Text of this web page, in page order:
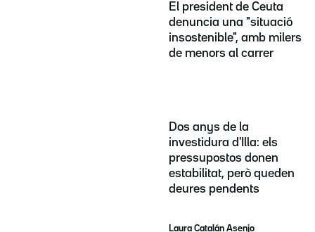
El president de Ceuta
denuncia una "situació
insostenible", amb milers
de menors al carrer
Dos anys de la
investidura d'Illa: els
pressupostos donen
estabilitat, però queden
deures pendents
Laura Catalán Asenjo